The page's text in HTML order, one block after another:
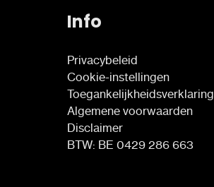
Info
Privacybeleid
Cookie-instellingen
Toegankelijkheidsverklaring
Algemene voorwaarden
Disclaimer
BTW: BE 0429 286 663